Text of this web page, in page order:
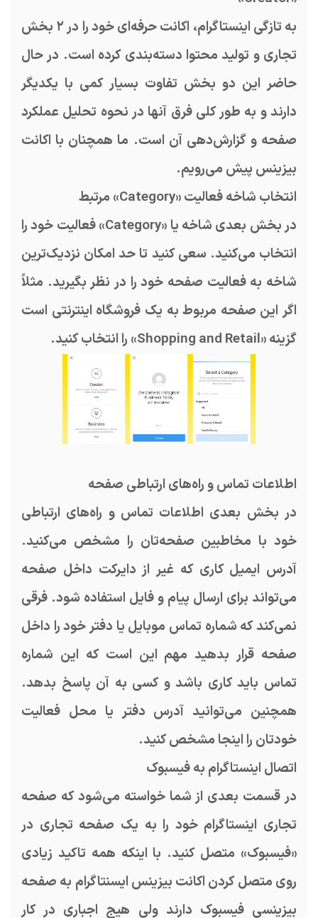
به تازگی اینستاگرام، اکانت حرفه‌ای خود را در ۲ بخش
تجاری و تولید محتوا دسته‌بندی کرده است. در حال
حاضر این دو بخش تفاوت بسیار کمی با یکدیگر
دارند و به طور کلی فرق آنها در نحوه تحلیل عملکرد
صفحه و گزارش‌دهی آن است. ما همچنان با اکانت
بیزینس پیش می‌رویم.
انتخاب شاخه فعالیت «Category» مرتبط
در بخش بعدی شاخه یا «Category» فعالیت خود را
انتخاب می‌کنید. سعی کنید تا حد امکان نزدیک‌ترین
شاخه به فعالیت صفحه خود را در نظر بگیرید. مثلاً
اگر این صفحه مربوط به یک فروشگاه اینترنتی است
گزینه «Shopping and Retail» را انتخاب کنید.
اطلاعات تماس و راه‌های ارتباطی صفحه
در بخش بعدی اطلاعات تماس و راه‌های ارتباطی
خود با مخاطبین صفحه‌تان را مشخص می‌کنید.
آدرس ایمیل کاری که غیر از دایرکت داخل صفحه
می‌تواند برای ارسال پیام و فایل استفاده شود. فرقی
نمی‌کند که شماره تماس موبایل یا دفتر خود را داخل
صفحه قرار بدهید مهم این است که این شماره
تماس باید کاری باشد و کسی به آن پاسخ بدهد.
همچنین می‌توانید آدرس دفتر یا محل فعالیت
خودتان را اینجا مشخص کنید.
اتصال اینستاگرام به فیسبوک
در قسمت بعدی از شما خواسته می‌شود که صفحه
تجاری اینستاگرام خود را به یک صفحه تجاری در
«فیسبوک» متصل کنید. با اینکه همه تاکید زیادی
روی متصل کردن اکانت بیزینس ایسنتاگرام به صفحه
بیزینسی فیسبوک دارند ولی هیج اجباری در کار